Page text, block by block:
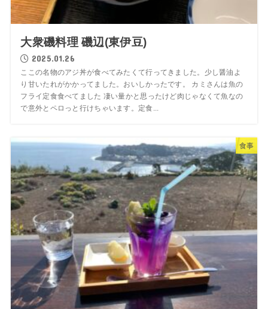
大衆磯料理 磯辺(東伊豆)
2025.01.26
ここの名物のアジ丼が食べてみたくて行ってきました。少し醤油よ
り甘いたれがかかってました。おいしかったです。 カミさんは魚の
フライ定食食べてました 凄い量かと思ったけど肉じゃなくて魚なの
で意外とペロっと行けちゃいます。定食...
食事